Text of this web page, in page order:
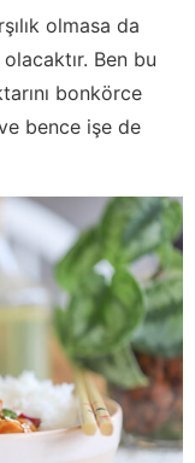
olmasa da
Ben bu
bonkörce
bence işe de